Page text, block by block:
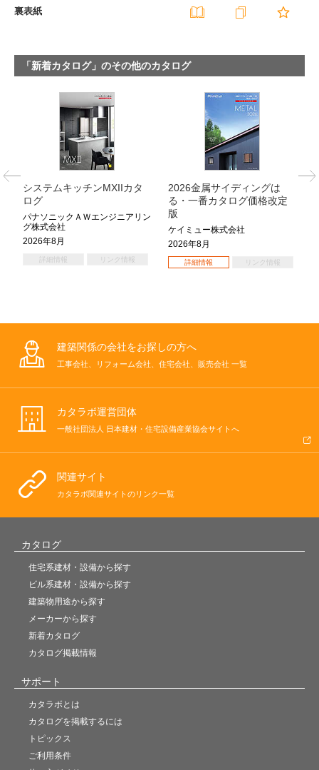
裏表紙
「新着カタログ」のその他のカタログ
システムキッチンMXIIカタ
ログ
パナソニックＡＷエンジニアリン
グ株式会社
2026年8月
詳細情報 リンク情報
2026金属サイディングは
る・一番カタログ価格改定
版
ケイミュー株式会社
2026年8月
詳細情報 リンク情報
建築関係の会社をお探しの方へ
工事会社、リフォーム会社、住宅会社、販売会社 一覧
カタラボ運営団体
一般社団法人 日本建材・住宅設備産業協会サイトへ
関連サイト
カタラボ関連サイトのリンク一覧
カタログ
住宅系建材・設備から探す
ビル系建材・設備から探す
建築物用途から探す
メーカーから探す
新着カタログ
カタログ掲載情報
サポート
カタラボとは
カタログを掲載するには
トピックス
ご利用条件